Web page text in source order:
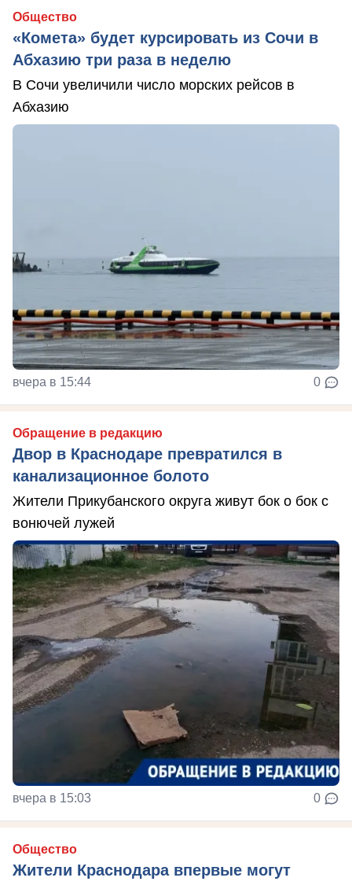
Общество
«Комета» будет курсировать из Сочи в
Абхазию три раза в неделю
В Сочи увеличили число морских рейсов в
Абхазию
вчера в 15:44 0
Обращение в редакцию
Двор в Краснодаре превратился в
канализационное болото
Жители Прикубанского округа живут бок о бок с
вонючей лужей
вчера в 15:03 0
Общество
Жители Краснодара впервые могут